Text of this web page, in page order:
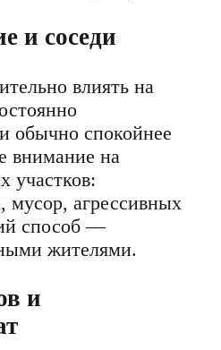
и соседи
влиять на
обычно спокойнее
внимание на
участков:
мусор, агрессивных
способ —
жителями.
и